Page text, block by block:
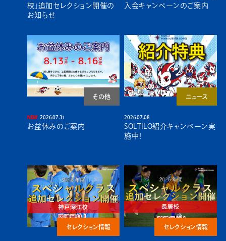
校」追加セレクション開催の
お知らせ
入会キャンペーンのご案内
その他
2026.07.31
お盆休みのご案内
ニュース
2026.07.08
SOLTILO紹介キャンペーン実
施中！
セレクション情報 セレクション情報